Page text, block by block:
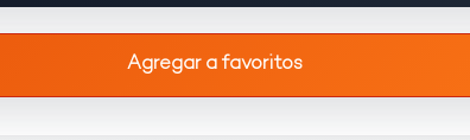
Agregar a favoritos